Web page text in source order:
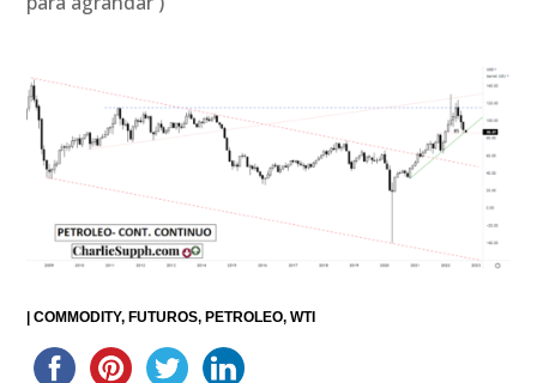
|COMMODITY FUTUROS PETROLEO WTI